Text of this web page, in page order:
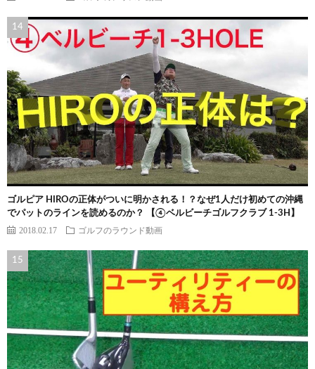
ゴルピア HIROの正体がついに明かされる！？なぜ1人だけ初めての沖縄
でパットのラインを読めるのか？ 【④ベルビーチゴルフクラブ 1-3H】
2018.02.17 ゴルフのラウンド動画